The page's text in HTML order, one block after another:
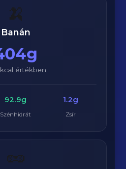
🍌
Banán
értékben
92.9g
Szénhidrát
1.2g
Zsír
🥜